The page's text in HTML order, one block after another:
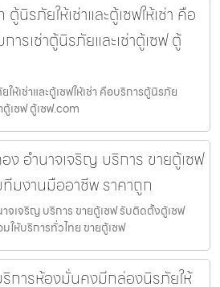
นิรภัยให้เช่าและตู้เซฟให้เช่า คือ
รเช่าตู้นิรภัยและเช่าตู้เซฟ ตู้
ห้เช่าและตู้เซฟให้เช่า คือบริการตู้นิรภัย
ตู้เซฟ ตู้เซฟ.com
ง อำนาจเจริญ บริการ ขายตู้เซฟ
มงานมืออาชีพ ราคาถูก
จเจริญ บริการ ขายตู้เซฟ รับติดตั้งตู้เซฟ
ห้บริการทั่วไทย ขายตู้เซฟ
การห้องมั่นคงมีกล่องนิรภัยให้